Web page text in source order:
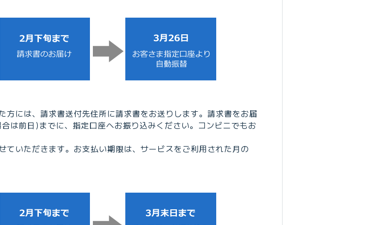
方には、請求書送付先住所に請求書をお送りします。請求書をお届
は前日)までに、指定口座へお振り込みください。コンビニでもお
ていただきます。お支払い期限は、サービスをご利用された月の